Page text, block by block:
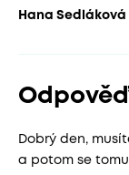
Hana Sedláková
Odpověď
Dobrý den,
a potom se